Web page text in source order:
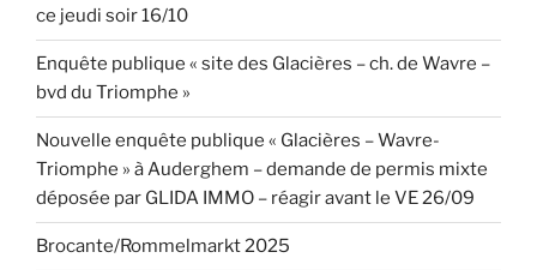
ce jeudi soir 16/10
Enquête publique « site des Glacières – ch. de Wavre –
bvd du Triomphe »
Nouvelle enquête publique « Glacières – Wavre-
Triomphe » à Auderghem – demande de permis mixte
déposée par GLIDA IMMO – réagir avant le VE 26/09
Brocante/Rommelmarkt 2025